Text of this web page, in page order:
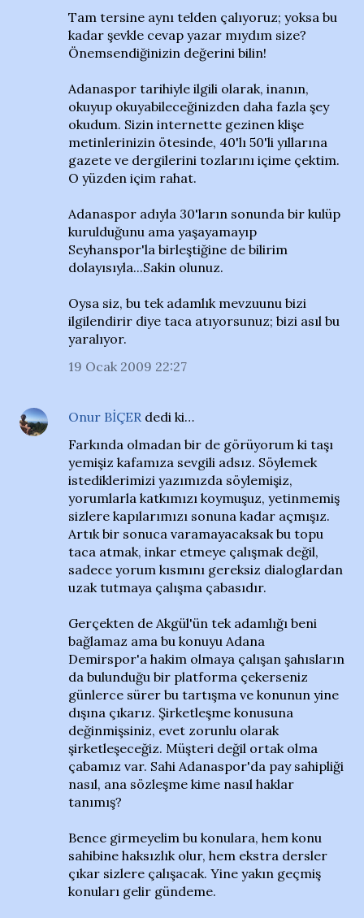
Tam tersine aynı telden çalıyoruz; yoksa bu
kadar şevkle cevap yazar mıydım size?
Önemsendiğinizin değerini bilin!
Adanaspor tarihiyle ilgili olarak, inanın,
okuyup okuyabileceğinizden daha fazla şey
okudum. Sizin internette gezinen klişe
metinlerinizin ötesinde, 40'lı 50'li yıllarına
gazete ve dergilerini tozlarını içime çektim.
O yüzden içim rahat.
Adanaspor adıyla 30'ların sonunda bir kulüp
kurulduğunu ama yaşayamayıp
Seyhanspor'la birleştiğine de bilirim
dolayısıyla...Sakin olunuz.
Oysa siz, bu tek adamlık mevzuunu bizi
ilgilendirir diye taca atıyorsunuz; bizi asıl bu
yaralıyor.
19 Ocak 2009 22:27
Onur BİÇER dedi ki…
Farkında olmadan bir de görüyorum ki taşı
yemişiz kafamıza sevgili adsız. Söylemek
istediklerimizi yazımızda söylemişiz,
yorumlarla katkımızı koymuşuz, yetinmemiş
sizlere kapılarımızı sonuna kadar açmışız.
Artık bir sonuca varamayacaksak bu topu
taca atmak, inkar etmeye çalışmak değil,
sadece yorum kısmını gereksiz dialoglardan
uzak tutmaya çalışma çabasıdır.
Gerçekten de Akgül'ün tek adamlığı beni
bağlamaz ama bu konuyu Adana
Demirspor'a hakim olmaya çalışan şahısların
da bulunduğu bir platforma çekerseniz
günlerce sürer bu tartışma ve konunun yine
dışına çıkarız. Şirketleşme konusuna
değinmişsiniz, evet zorunlu olarak
şirketleşeceğiz. Müşteri değil ortak olma
çabamız var. Sahi Adanaspor'da pay sahipliği
nasıl, ana sözleşme kime nasıl haklar
tanımış?
Bence girmeyelim bu konulara, hem konu
sahibine haksızlık olur, hem ekstra dersler
çıkar sizlere çalışacak. Yine yakın geçmiş
konuları gelir gündeme.